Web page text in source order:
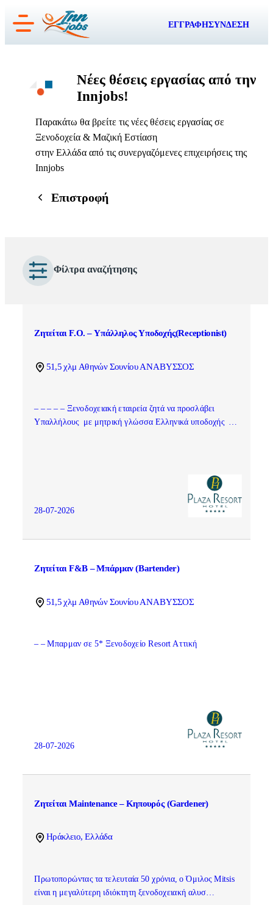
στο
ΕΓΓΡΑΦΗΣΥΝΔΕΣΗ
Νέες θέσεις εργασίας από την
Innjobs!
Παρακάτω θα βρείτε τις νέες θέσεις εργασίας σε
Ξενοδοχεία & Μαζική Εστίαση
στην Ελλάδα από τις συνεργαζόμενες επιχειρήσεις της
Innjobs
Επιστροφή
Φίλτρα αναζήτησης
Ζητείται F.O. – Υπάλληλος Υποδοχής(Receptionist)
51,5 χλμ Αθηνών Σουνίου ΑΝΑΒΥΣΣΟΣ
– – – – – Ξενοδοχειακή εταιρεία ζητά να προσλάβει
Υπαλλήλους με μητρική γλώσσα Ελληνικά υποδοχής …
28-07-2026
Ζητείται F&B – Μπάρμαν (Bartender)
51,5 χλμ Αθηνών Σουνίου ΑΝΑΒΥΣΣΟΣ
– – Μπαρμαν σε 5* Ξενοδοχείο Resort Αττική
28-07-2026
Ζητείται Maintenance – Κηπουρός (Gardener)
Ηράκλειο, Ελλάδα
Πρωτοπορώντας τα τελευταία 50 χρόνια, ο Όμιλος Mitsis
είναι η μεγαλύτερη ιδιόκτητη ξενοδοχειακή αλυσ…